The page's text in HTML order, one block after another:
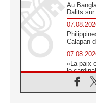
Au
Dalits
Calapan
«La paix
le
En